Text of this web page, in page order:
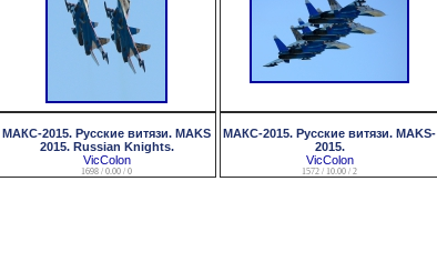
МАКС-2015. Русские витязи. MAKS
2015. Russian Knights.
VicColon
1698 / 0.00 / 0
МАКС-2015. Русские витязи. MAKS-
2015.
VicColon
1572 / 10.00 / 2